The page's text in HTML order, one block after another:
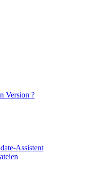
Version ?
Assistent